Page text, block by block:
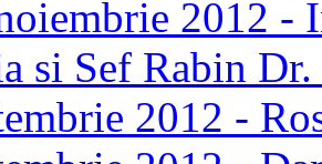
2012 -
si Sef Rabin Dr.
2012 -